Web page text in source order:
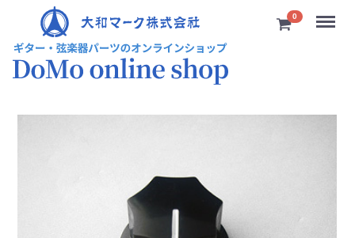
0 Menu